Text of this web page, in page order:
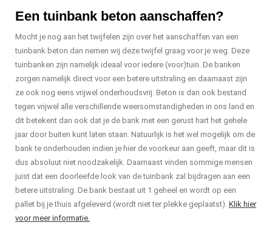
Een tuinbank beton aanschaffen?
Mocht je nog aan het twijfelen zijn over het aanschaffen van een
tuinbank beton dan nemen wij deze twijfel graag voor je weg. Deze
tuinbanken zijn namelijk ideaal voor iedere (voor)tuin. De banken
zorgen namelijk direct voor een betere uitstraling en daarnaast zijn
ze ook nog eens vrijwel onderhoudsvrij. Beton is dan ook bestand
tegen vrijwel alle verschillende weersomstandigheden in ons land en
dit betekent dan ook dat je de bank met een gerust hart het gehele
jaar door buiten kunt laten staan. Natuurlijk is het wel mogelijk om de
bank te onderhouden indien je hier de voorkeur aan geeft, maar dit is
dus absoluut niet noodzakelijk. Daarnaast vinden sommige mensen
juist dat een doorleefde look van de tuinbank zal bijdragen aan een
betere uitstraling. De bank bestaat uit 1 geheel en wordt op een
pallet bij je thuis afgeleverd (wordt niet ter plekke geplaatst). Klik hier
voor meer informatie.